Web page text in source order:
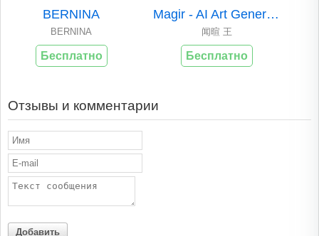
BERNINA
BERNINA
Бесплатно
Magir - AI Art Generator
闻暄 王
Бесплатно
Отзывы и комментарии
Добавить